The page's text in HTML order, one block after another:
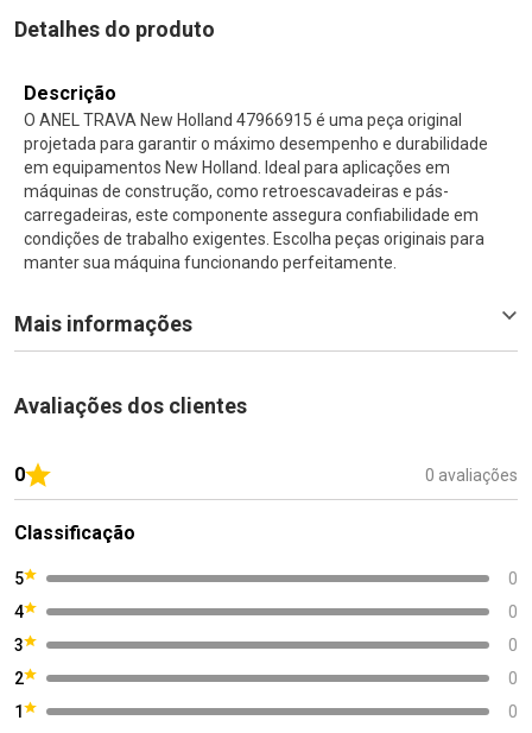
Detalhes do produto
Descrição
O ANEL TRAVA New Holland 47966915 é uma peça original
projetada para garantir o máximo desempenho e durabilidade
em equipamentos New Holland. Ideal para aplicações em
máquinas de construção, como retroescavadeiras e pás-
carregadeiras, este componente assegura confiabilidade em
condições de trabalho exigentes. Escolha peças originais para
manter sua máquina funcionando perfeitamente.
Mais informações
Avaliações dos clientes
0 0 avaliações
Classificação
5
0
4
0
3
0
2
0
1
0